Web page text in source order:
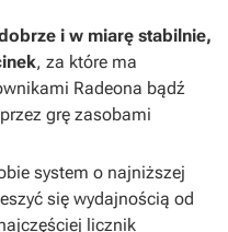
i w miarę stabilnie,
, za które ma
Radeona bądź
grę zasobami
system o najniższej
się wydajnością od
licznik